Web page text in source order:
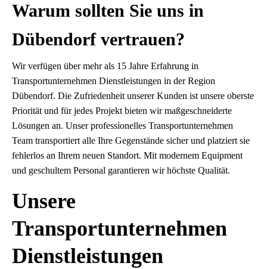
Warum sollten Sie uns in
Dübendorf vertrauen?
Wir verfügen über mehr als 15 Jahre Erfahrung in
Transportunternehmen Dienstleistungen in der Region
Dübendorf. Die Zufriedenheit unserer Kunden ist unsere oberste
Priorität und für jedes Projekt bieten wir maßgeschneiderte
Lösungen an. Unser professionelles Transportunternehmen
Team transportiert alle Ihre Gegenstände sicher und platziert sie
fehlerlos an Ihrem neuen Standort. Mit modernem Equipment
und geschultem Personal garantieren wir höchste Qualität.
Unsere
Transportunternehmen
Dienstleistungen